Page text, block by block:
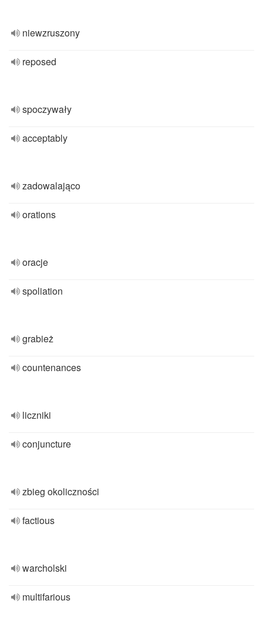
niewzruszony
reposed
spoczywały
acceptably
zadowalająco
orations
oracje
spoliation
grabież
countenances
liczniki
conjuncture
zbieg okoliczności
factious
warcholski
multifarious